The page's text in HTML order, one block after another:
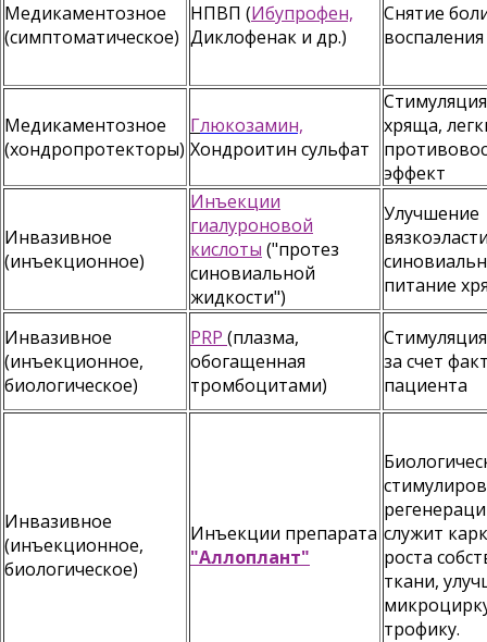
Медикаментозное
(симптоматическое)
НПВП (Ибупрофен,
Диклофенак и др.)
Снятие
воспаления
Медикаментозное
(хондропротекторы)
Глюкозамин,
Хондроитин сульфат
хряща,
эффект
Инвазивное
(инъекционное)
Инъекции
гиалуроновой
кислоты ("протез
синовиальной
жидкости")
Улучшение
питание
Инвазивное
(инъекционное,
биологическое)
PRP (плазма,
обогащенная
тромбоцитами)
за счет
пациента
Инвазивное
(инъекционное,
биологическое)
Инъекции препарата
"Аллоплант"
служит
роста
ткани,
трофику.